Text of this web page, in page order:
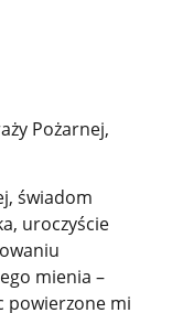
Pożarnej,
świadom
uroczyście
mienia –
powierzone mi